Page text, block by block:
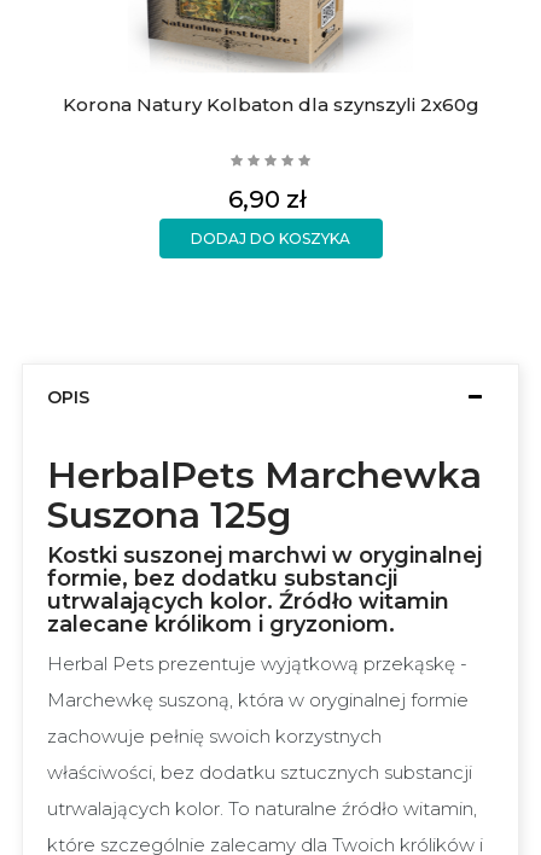
Korona Natury Kolbaton dla szynszyli 2x60g
Cena
6,90 zł
DODAJ DO KOSZYKA
OPIS
HerbalPets Marchewka
Suszona 125g
Kostki suszonej marchwi w oryginalnej
formie, bez dodatku substancji
utrwalających kolor. Źródło witamin
zalecane królikom i gryzoniom.
Herbal Pets prezentuje wyjątkową przekąskę -
Marchewkę suszoną, która w oryginalnej formie
zachowuje pełnię swoich korzystnych
właściwości, bez dodatku sztucznych substancji
utrwalających kolor. To naturalne źródło witamin,
które szczególnie zalecamy dla Twoich królików i